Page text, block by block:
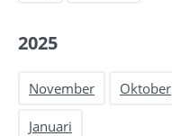
2025
November Oktober
Januari